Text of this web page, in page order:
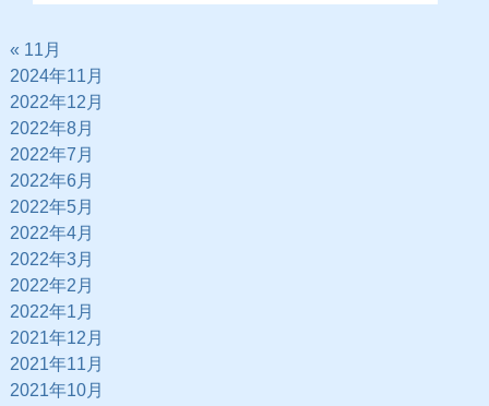
« 11月
2024年11月
2022年12月
2022年8月
2022年7月
2022年6月
2022年5月
2022年4月
2022年3月
2022年2月
2022年1月
2021年12月
2021年11月
2021年10月